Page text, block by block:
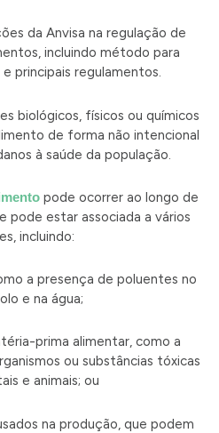
da Anvisa na regulação de
incluindo método para
principais regulamentos.
biológicos, físicos ou químicos
de forma não intencional
à saúde da população.
pode ocorrer ao longo de
pode estar associada a vários
incluindo:
a presença de poluentes no
e na água;
prima alimentar, como a
ou substâncias tóxicas
e animais; ou
na produção, que podem